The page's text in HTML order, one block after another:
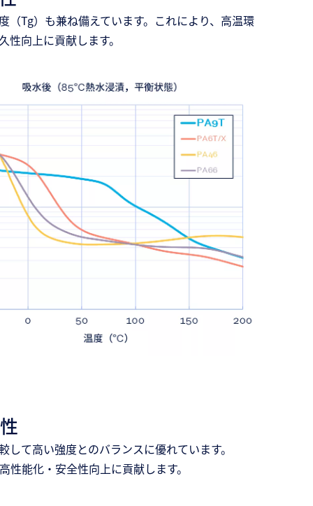
Tg）も兼ね備えています。これにより、高温環
向上に貢献します。
て高い強度とのバランスに優れています。
能化・安全性向上に貢献します。